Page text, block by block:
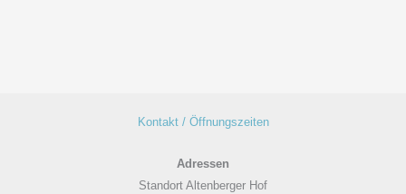
Kontakt / Öffnungszeiten
Adressen
Standort Altenberger Hof